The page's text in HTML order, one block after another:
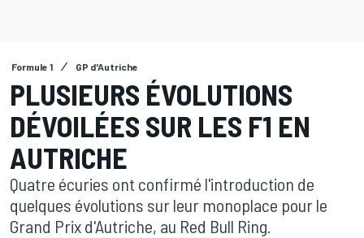
Formule 1 GP d'Autriche
PLUSIEURS ÉVOLUTIONS
DÉVOILÉES SUR LES F1 EN
AUTRICHE
Quatre écuries ont confirmé l'introduction de
quelques évolutions sur leur monoplace pour le
Grand Prix d'Autriche, au Red Bull Ring.